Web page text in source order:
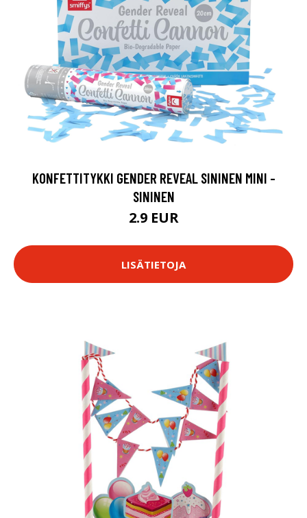
KONFETTITYKKI GENDER REVEAL SININEN MINI -
SININEN
2.9 EUR
LISÄTIETOJA